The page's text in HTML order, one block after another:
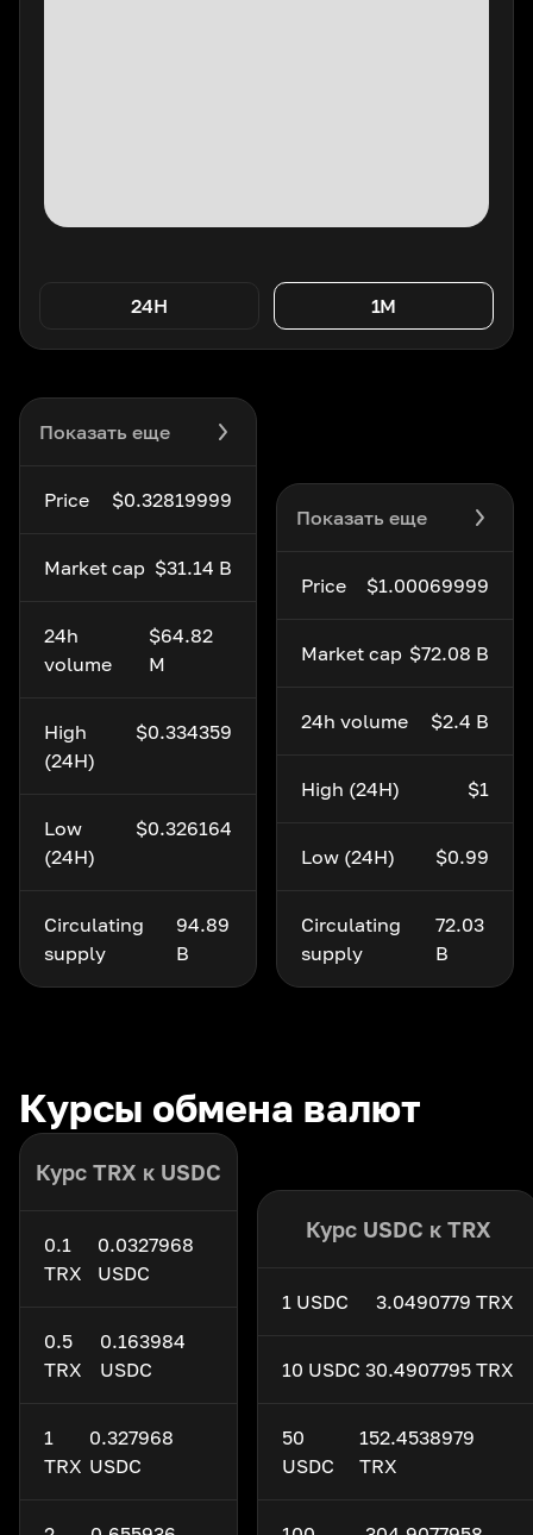
24H 1M
Показать еще
Price $0.32819999
Market cap $31.14 B
24h
volume
$64.82
M
High
(24H)
$0.334359
Low
(24H)
$0.326164
Circulating
supply
94.89
B
Показать еще
Price $1.00069999
Market cap $72.08 B
24h volume $2.4 B
High (24H) $1
Low (24H) $0.99
Circulating
supply
72.03
B
Курсы обмена валют
Курс TRX к USDC
0.1
TRX
0.0327968
USDC
0.5
TRX
0.163984
USDC
1
TRX
0.327968
USDC
Курс USDC к TRX
1 USDC 3.0490779 TRX
10 USDC 30.4907795 TRX
50
USDC
152.4538979
TRX